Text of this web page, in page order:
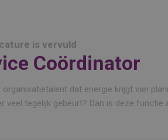
is vervuld
Coördinator
organisatietalent dat energie krijgt van
veel tegelijk gebeurt? Dan is deze